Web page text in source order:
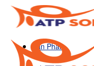
Sản Phẩm